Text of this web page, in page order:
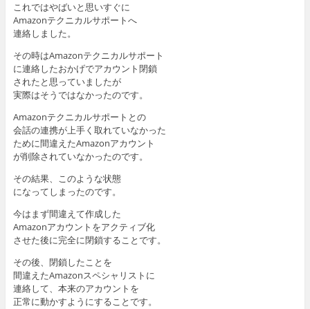
これではやばいと思いすぐに
Amazonテクニカルサポートへ
連絡しました。
その時はAmazonテクニカルサポート
に連絡したおかげでアカウント閉鎖
されたと思っていましたが
実際はそうではなかったのです。
Amazonテクニカルサポートとの
会話の連携が上手く取れていなかった
ために間違えたAmazonアカウント
が削除されていなかったのです。
その結果、このような状態
になってしまったのです。
今はまず間違えて作成した
Amazonアカウントをアクティブ化
させた後に完全に閉鎖することです。
その後、閉鎖したことを
間違えたAmazonスペシャリストに
連絡して、本来のアカウントを
正常に動かすようにすることです。